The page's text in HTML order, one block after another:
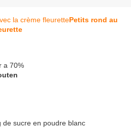
Petits rond au
a 70%
de sucre en poudre blanc